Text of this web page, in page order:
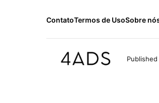
ContatoTermos de UsoSobre